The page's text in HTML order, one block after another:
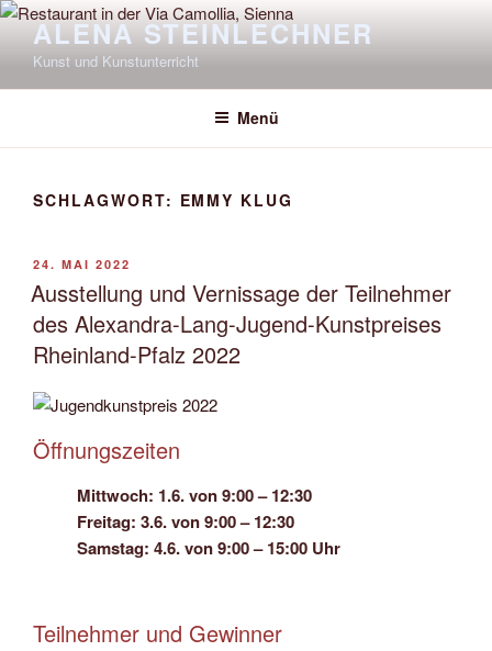
Zum
Inhalt
springen
ALENA STEINLECHNER
Kunst und Kunstunterricht
Menü
SCHLAGWORT: EMMY KLUG
VERÖFFENTLICHT
AM
24. MAI 2022
Ausstellung und Vernissage der Teilnehmer
des Alexandra-Lang-Jugend-Kunstpreises
Rheinland-Pfalz 2022
Öffnungszeiten
Mittwoch: 1.6. von 9:00 – 12:30
Freitag: 3.6. von 9:00 – 12:30
Samstag: 4.6. von 9:00 – 15:00 Uhr
Teilnehmer und Gewinner